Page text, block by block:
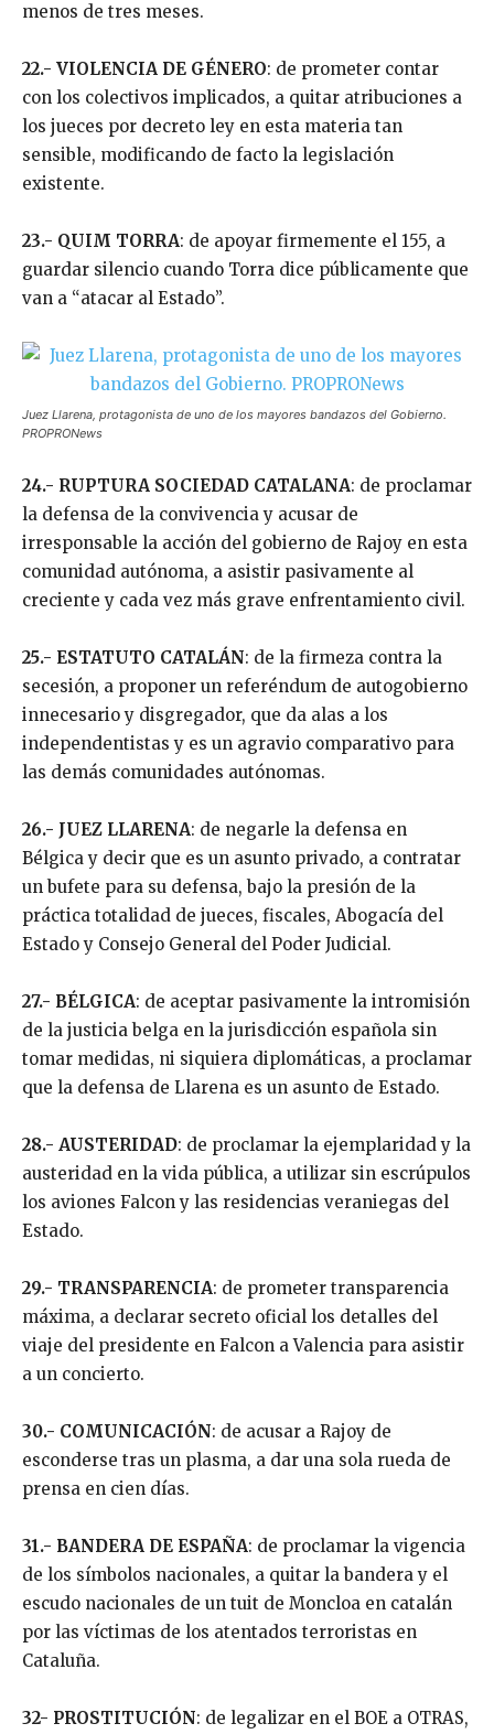
menos de tres meses.
22.- VIOLENCIA DE GÉNERO: de prometer contar
con los colectivos implicados, a quitar atribuciones a
los jueces por decreto ley en esta materia tan
sensible, modificando de facto la legislación
existente.
23.- QUIM TORRA: de apoyar firmemente el 155, a
guardar silencio cuando Torra dice públicamente que
van a “atacar al Estado”.
Juez Llarena, protagonista de uno de los mayores bandazos del Gobierno.
PROPRONews
24.- RUPTURA SOCIEDAD CATALANA: de proclamar
la defensa de la convivencia y acusar de
irresponsable la acción del gobierno de Rajoy en esta
comunidad autónoma, a asistir pasivamente al
creciente y cada vez más grave enfrentamiento civil.
25.- ESTATUTO CATALÁN: de la firmeza contra la
secesión, a proponer un referéndum de autogobierno
innecesario y disgregador, que da alas a los
independentistas y es un agravio comparativo para
las demás comunidades autónomas.
26.- JUEZ LLARENA: de negarle la defensa en
Bélgica y decir que es un asunto privado, a contratar
un bufete para su defensa, bajo la presión de la
práctica totalidad de jueces, fiscales, Abogacía del
Estado y Consejo General del Poder Judicial.
27.- BÉLGICA: de aceptar pasivamente la intromisión
de la justicia belga en la jurisdicción española sin
tomar medidas, ni siquiera diplomáticas, a proclamar
que la defensa de Llarena es un asunto de Estado.
28.- AUSTERIDAD: de proclamar la ejemplaridad y la
austeridad en la vida pública, a utilizar sin escrúpulos
los aviones Falcon y las residencias veraniegas del
Estado.
29.- TRANSPARENCIA: de prometer transparencia
máxima, a declarar secreto oficial los detalles del
viaje del presidente en Falcon a Valencia para asistir
a un concierto.
30.- COMUNICACIÓN: de acusar a Rajoy de
esconderse tras un plasma, a dar una sola rueda de
prensa en cien días.
31.- BANDERA DE ESPAÑA: de proclamar la vigencia
de los símbolos nacionales, a quitar la bandera y el
escudo nacionales de un tuit de Moncloa en catalán
por las víctimas de los atentados terroristas en
Cataluña.
32- PROSTITUCIÓN: de legalizar en el BOE a OTRAS,